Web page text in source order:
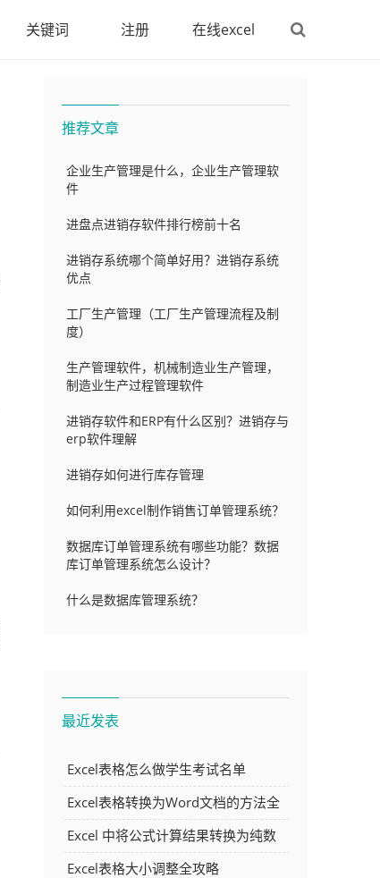
关键词 注册 在线excel
推荐文章
企业生产管理是什么，企业生产管理软
件
进盘点进销存软件排行榜前十名
进销存系统哪个简单好用？进销存系统
优点
工厂生产管理（工厂生产管理流程及制
度）
生产管理软件，机械制造业生产管理，
制造业生产过程管理软件
进销存软件和ERP有什么区别？进销存与
erp软件理解
进销存如何进行库存管理
如何利用excel制作销售订单管理系统？
数据库订单管理系统有哪些功能？数据
库订单管理系统怎么设计？
什么是数据库管理系统？
最近发表
Excel表格怎么做学生考试名单
Excel表格转换为Word文档的方法全
解析
Excel 中将公式计算结果转换为纯数
字的多种方法
Excel表格大小调整全攻略